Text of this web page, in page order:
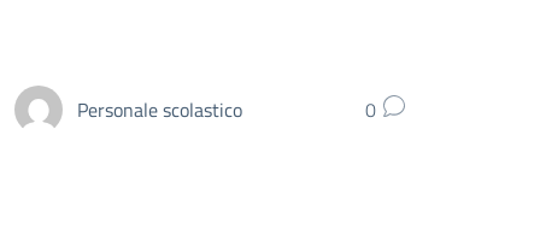
Personale scolastico 0